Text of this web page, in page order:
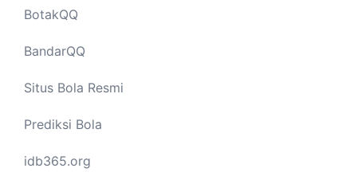
BotakQQ
BandarQQ
Situs Bola Resmi
Prediksi Bola
idb365.org